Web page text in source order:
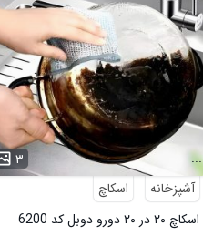
۳
...
آشپزخانه
اسکاچ
اسکاچ ۲۰ در ۲۰ دورو دوبل کد 6200